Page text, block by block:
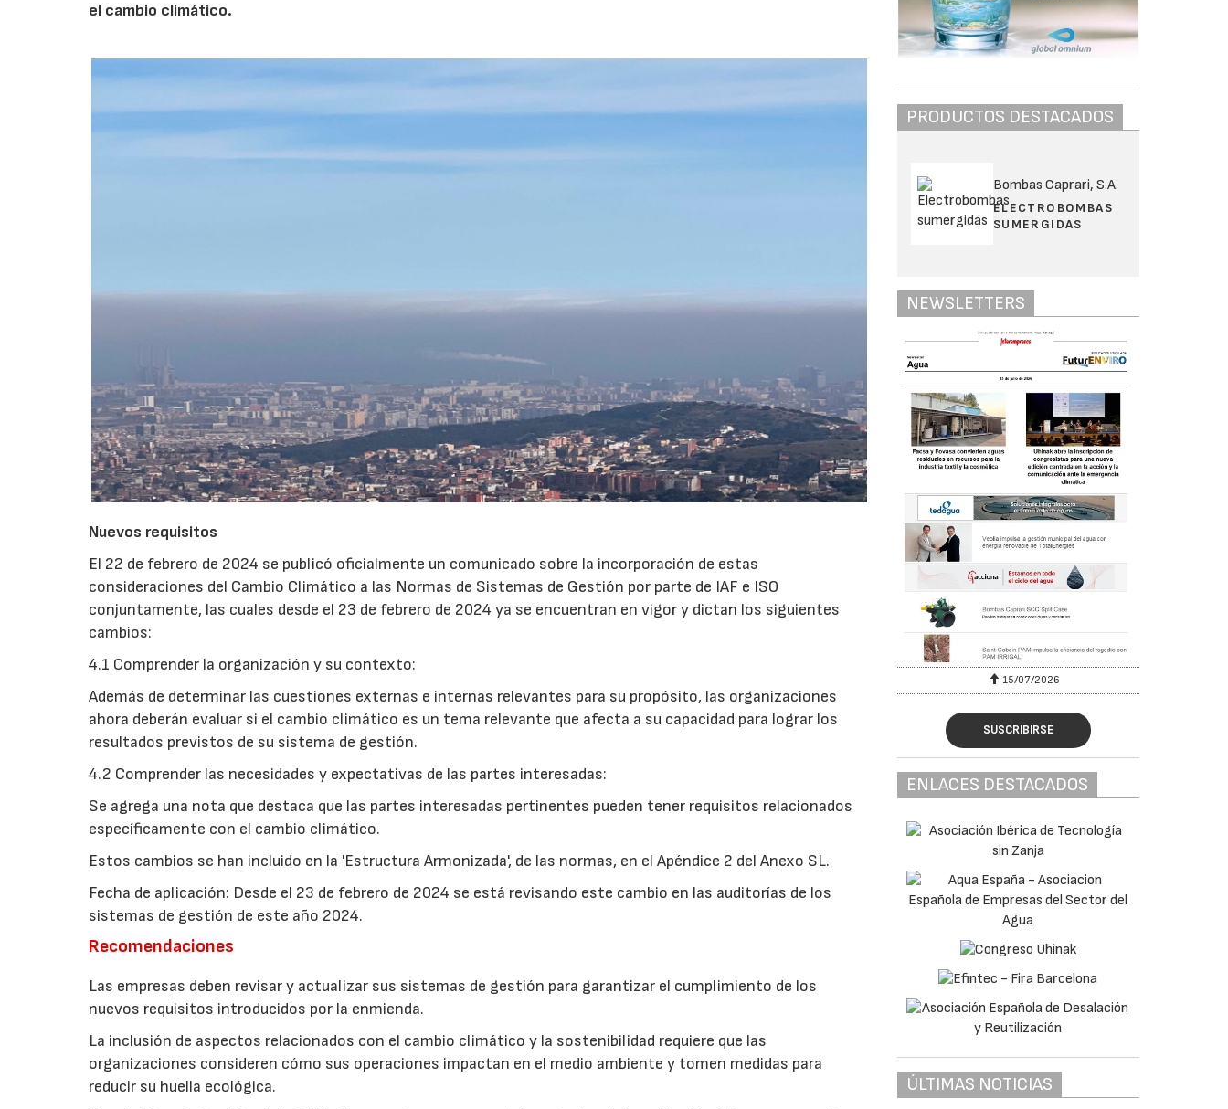
el cambio climático.
Nuevos requisitos
El 22 de febrero de 2024 se publicó oficialmente un comunicado sobre la incorporación de estas
consideraciones del Cambio Climático a las Normas de Sistemas de Gestión por parte de IAF e ISO
conjuntamente, las cuales desde el 23 de febrero de 2024 ya se encuentran en vigor y dictan los siguientes
cambios:
4.1 Comprender la organización y su contexto:
Además de determinar las cuestiones externas e internas relevantes para su propósito, las organizaciones
ahora deberán evaluar si el cambio climático es un tema relevante que afecta a su capacidad para lograr los
resultados previstos de su sistema de gestión.
4.2 Comprender las necesidades y expectativas de las partes interesadas:
Se agrega una nota que destaca que las partes interesadas pertinentes pueden tener requisitos relacionados
específicamente con el cambio climático.
Estos cambios se han incluido en la 'Estructura Armonizada', de las normas, en el Apéndice 2 del Anexo SL.
Fecha de aplicación: Desde el 23 de febrero de 2024 se está revisando este cambio en las auditorías de los
sistemas de gestión de este año 2024.
Recomendaciones
Las empresas deben revisar y actualizar sus sistemas de gestión para garantizar el cumplimiento de los
nuevos requisitos introducidos por la enmienda.
La inclusión de aspectos relacionados con el cambio climático y la sostenibilidad requiere que las
organizaciones consideren cómo sus operaciones impactan en el medio ambiente y tomen medidas para
reducir su huella ecológica.
PRODUCTOS DESTACADOS
Bombas Caprari, S.A.
ELECTROBOMBAS
SUMERGIDAS
NEWSLETTERS
15/07/2026
SUSCRIBIRSE
ENLACES DESTACADOS
ÚLTIMAS NOTICIAS